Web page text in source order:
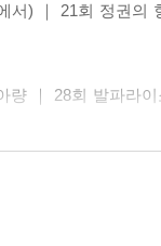
서) ｜ 21회 정권
량 ｜ 28회 발파라
｜ 39회 리우데자네